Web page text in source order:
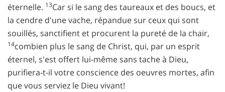
éternelle. 13Car si le sang des taureaux et des boucs, et
la cendre d'une vache, répandue sur ceux qui sont
souillés, sanctifient et procurent la pureté de la chair,
14combien plus le sang de Christ, qui, par un esprit
éternel, s'est offert lui-même sans tache à Dieu,
purifiera-t-il votre conscience des oeuvres mortes, afin
que vous serviez le Dieu vivant!